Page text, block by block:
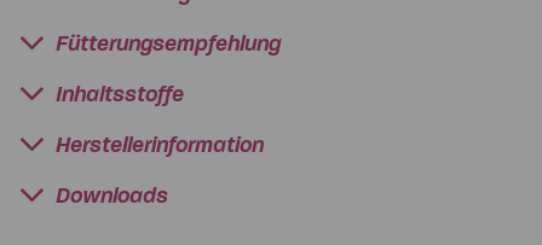
Fütterungsempfehlung
Inhaltsstoffe
Herstellerinformation
Downloads